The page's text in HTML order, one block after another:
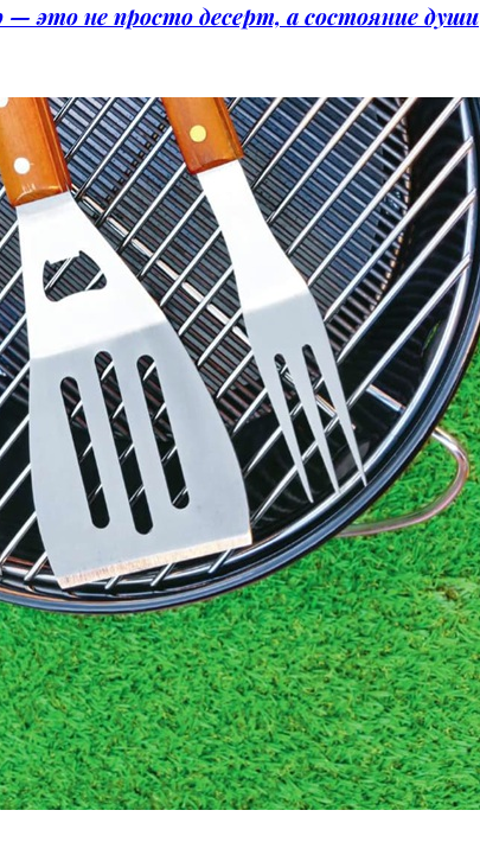
это не просто десерт, а состояние души